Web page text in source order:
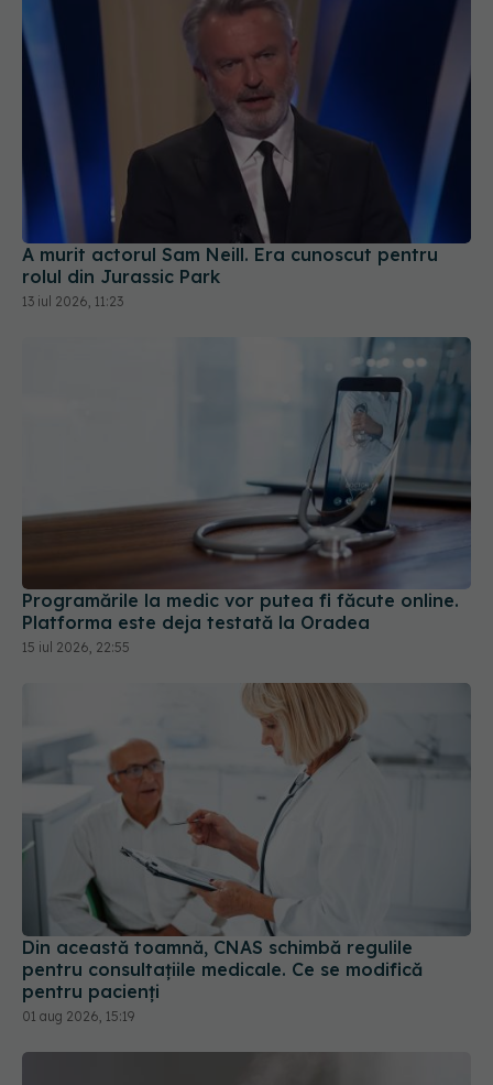
A murit actorul Sam Neill. Era cunoscut pentru
rolul din Jurassic Park
13 iul 2026, 11:23
Programările la medic vor putea fi făcute online.
Platforma este deja testată la Oradea
15 iul 2026, 22:55
Din această toamnă, CNAS schimbă regulile
pentru consultațiile medicale. Ce se modifică
pentru pacienți
01 aug 2026, 15:19